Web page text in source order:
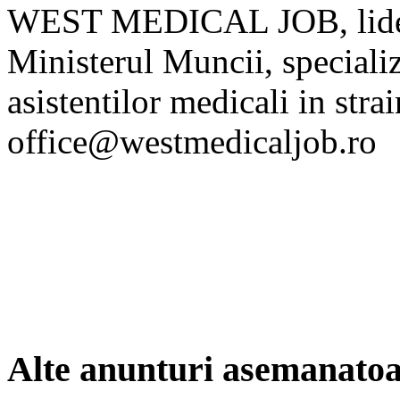
WEST MEDICAL JOB,
Ministerul Muncii,
asistentilor medicali in
office@westmedicaljob.ro
Alte anunturi